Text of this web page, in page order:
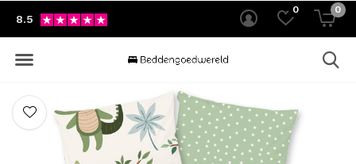
0 0
8.5